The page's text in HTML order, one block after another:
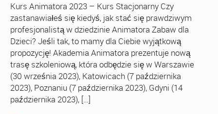
Kurs Animatora 2023 – Kurs Stacjonarny Czy
zastanawiałeś się kiedyś, jak stać się prawdziwym
profesjonalistą w dziedzinie Animatora Zabaw dla
Dzieci? Jeśli tak, to mamy dla Ciebie wyjątkową
propozycję! Akademia Animatora prezentuje nową
trasę szkoleniową, która odbędzie się w Warszawie
(30 września 2023), Katowicach (7 października
2023), Poznaniu (7 października 2023), Gdyni (14
października 2023), […]